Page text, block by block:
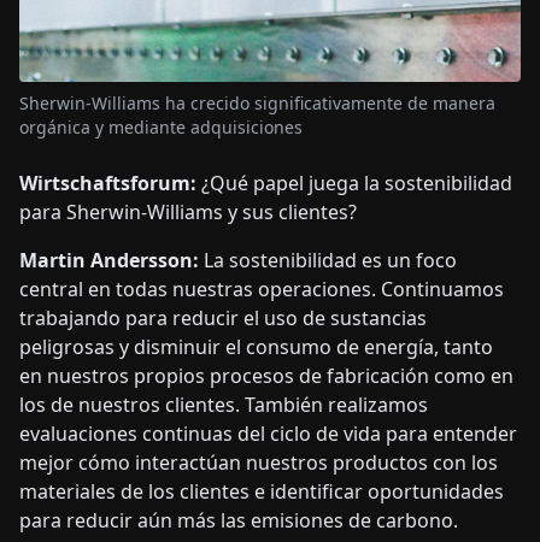
Sherwin-Williams ha crecido significativamente de manera
orgánica y mediante adquisiciones
Wirtschaftsforum: ¿Qué papel juega la sostenibilidad
para Sherwin-Williams y sus clientes?
Martin Andersson: La sostenibilidad es un foco
central en todas nuestras operaciones. Continuamos
trabajando para reducir el uso de sustancias
peligrosas y disminuir el consumo de energía, tanto
en nuestros propios procesos de fabricación como en
los de nuestros clientes. También realizamos
evaluaciones continuas del ciclo de vida para entender
mejor cómo interactúan nuestros productos con los
materiales de los clientes e identificar oportunidades
para reducir aún más las emisiones de carbono.